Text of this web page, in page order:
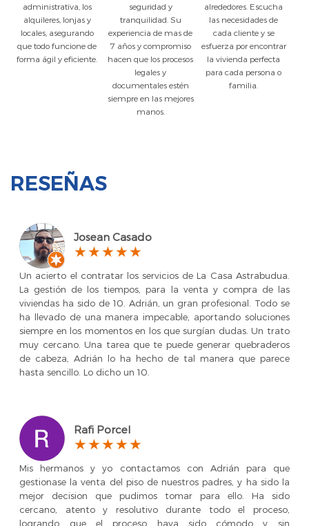
administrativa, los
alquileres, lonjas y
locales, asegurando
que todo funcione de
forma ágil y eficiente.
seguridad y
tranquilidad. Su
experiencia de mas de
7 años y compromiso
hacen que los procesos
legales y
documentales estén
siempre en las mejores
manos.
alrededores. Escucha
las necesidades de
cada cliente y se
esfuerza por encontrar
la vivienda perfecta
para cada persona o
familia.
RESEÑAS
Josean Casado
Un acierto el contratar los servicios de La Casa Astrabudua.
La gestión de los tiempos, para la venta y compra de las
viviendas ha sido de 10. Adrián, un gran profesional. Todo se
ha llevado de una manera impecable, aportando soluciones
siempre en los momentos en los que surgían dudas. Un trato
muy cercano. Una tarea que te puede generar quebraderos
de cabeza, Adrián lo ha hecho de tal manera que parece
hasta sencillo. Lo dicho un 10.
Rafi Porcel
Mis hermanos y yo contactamos con Adrián para que
gestionase la venta del piso de nuestros padres, y ha sido la
mejor decision que pudimos tomar para ello. Ha sido
cercano, atento y resolutivo durante todo el proceso,
logrando que el proceso haya sido cómodo y sin